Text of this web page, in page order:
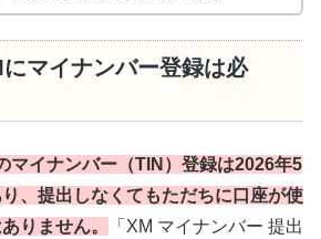
にマイナンバー登録は必
マイナンバー（TIN）登録は2026年5
、提出しなくてもただちに口座が使
りません。
「XM マイナンバー 提出